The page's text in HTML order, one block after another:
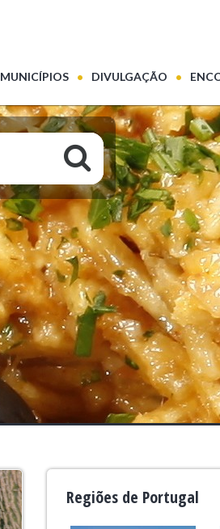
MUNICÍPIOS DIVULGAÇÃO
Regiões de Portugal